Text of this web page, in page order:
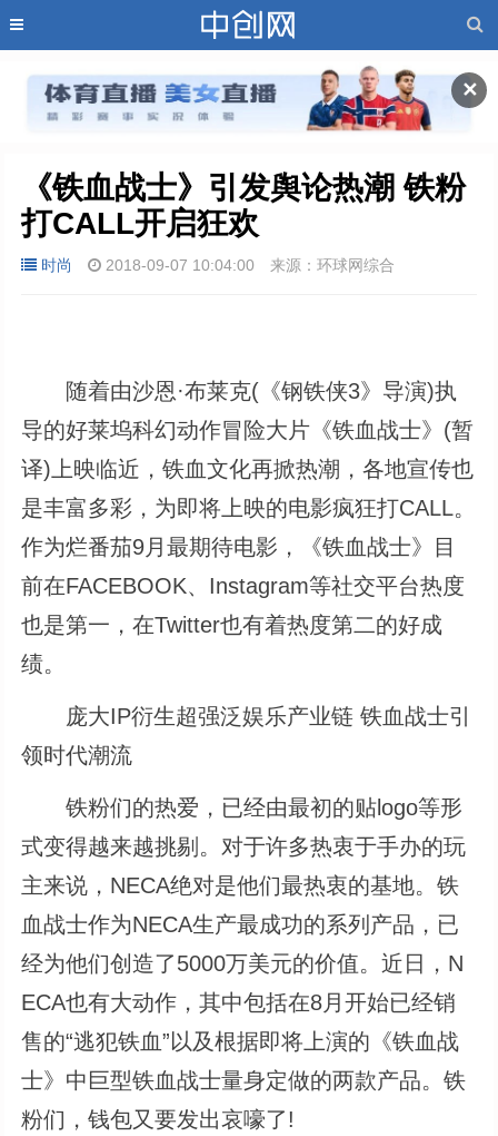
✕
《铁血战士》引发舆论热潮 铁粉
打CALL开启狂欢
时尚 2018-09-07 10:04:00 来源：环球网综合
随着由沙恩·布莱克(《钢铁侠3》导演)执
导的好莱坞科幻动作冒险大片《铁血战士》(暂
译)上映临近，铁血文化再掀热潮，各地宣传也
是丰富多彩，为即将上映的电影疯狂打CALL。
作为烂番茄9月最期待电影，《铁血战士》目
前在FACEBOOK、Instagram等社交平台热度
也是第一，在Twitter也有着热度第二的好成
绩。
庞大IP衍生超强泛娱乐产业链 铁血战士引
领时代潮流
铁粉们的热爱，已经由最初的贴logo等形
式变得越来越挑剔。对于许多热衷于手办的玩
主来说，NECA绝对是他们最热衷的基地。铁
血战士作为NECA生产最成功的系列产品，已
经为他们创造了5000万美元的价值。近日，N
ECA也有大动作，其中包括在8月开始已经销
售的“逃犯铁血”以及根据即将上演的《铁血战
士》中巨型铁血战士量身定做的两款产品。铁
粉们，钱包又要发出哀嚎了!